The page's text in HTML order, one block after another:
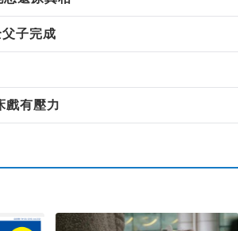
子完成
戲有壓力